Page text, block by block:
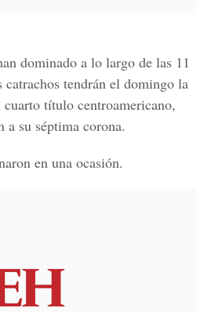
dominado a lo largo de las 11
tendrán el domingo la
título centroamericano,
a su séptima corona.
en una ocasión.